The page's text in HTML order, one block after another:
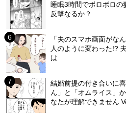
睡眠3時間でボロボロ
反撃なるか？
「夫のスマホ画面がな
人のように変わった!?
は
結婚前提の付き合いに
ん」と「オムライス」
なたが理解できません